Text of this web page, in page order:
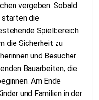
vergeben. Sobald
starten die
Spielbereich
die Sicherheit zu
und Besucher
Bauarbeiten, die
Am Ende
und Familien in der